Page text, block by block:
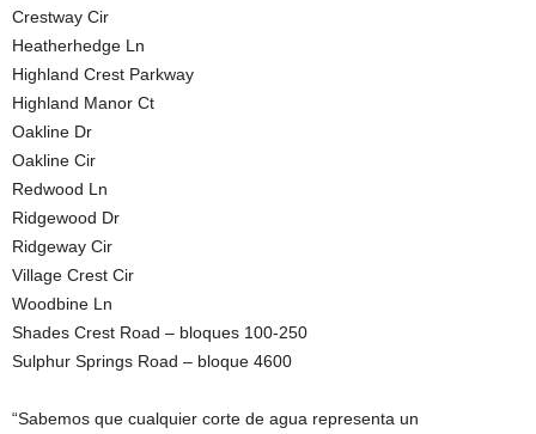
Crestway Cir
Heatherhedge Ln
Highland Crest Parkway
Highland Manor Ct
Oakline Dr
Oakline Cir
Redwood Ln
Ridgewood Dr
Ridgeway Cir
Village Crest Cir
Woodbine Ln
Shades Crest Road – bloques 100-250
Sulphur Springs Road – bloque 4600
“Sabemos que cualquier corte de agua representa un